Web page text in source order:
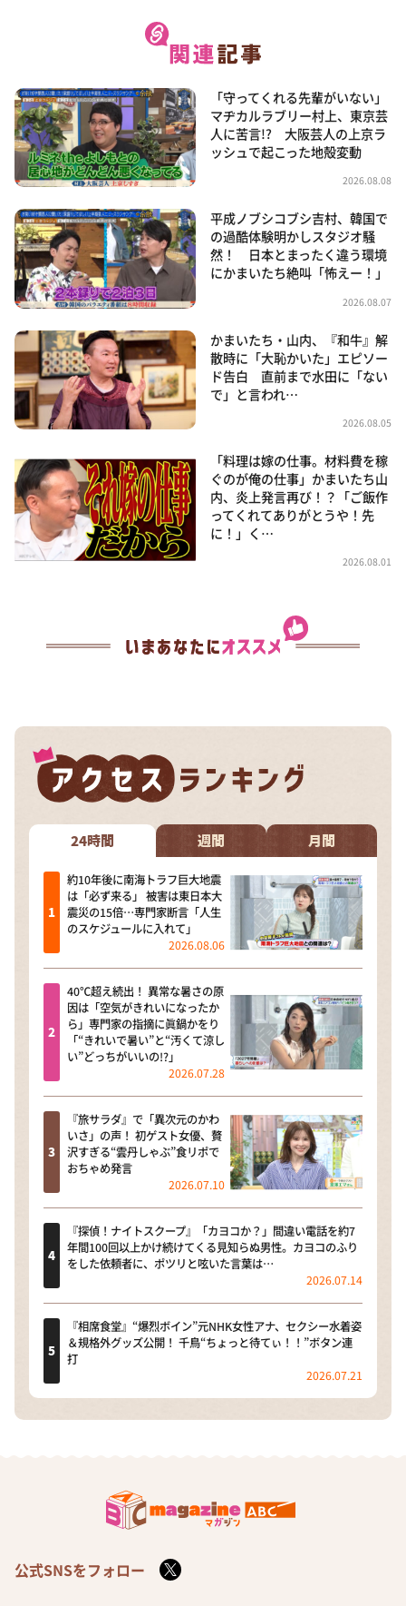
「守ってくれる先輩がいない」
マヂカルラブリー村上、東京芸
人に苦言!? 大阪芸人の上京ラ
ッシュで起こった地殻変動
2026.08.08
平成ノブシコブシ吉村、韓国で
の過酷体験明かしスタジオ騒
然！ 日本とまったく違う環境
にかまいたち絶叫「怖えー！」
2026.08.07
かまいたち・山内、『和牛』解
散時に「大恥かいた」エピソー
ド告白 直前まで水田に「ない
で」と言われ…
2026.08.05
「料理は嫁の仕事。材料費を稼
ぐのが俺の仕事」かまいたち山
内、炎上発言再び！？「ご飯作
ってくれてありがとうや！先
に！」く…
2026.08.01
24時間 週間 月間
約10年後に南海トラフ巨大地震
は「必ず来る」 被害は東日本大
震災の15倍…専門家断言「人生
のスケジュールに入れて」
2026.08.06
40℃超え続出！ 異常な暑さの原
因は「空気がきれいになったか
ら」専門家の指摘に眞鍋かをり
「“きれいで暑い”と“汚くて涼し
い”どっちがいいの!?」
2026.07.28
『旅サラダ』で「異次元のかわ
いさ」の声！ 初ゲスト女優、贅
沢すぎる“雲丹しゃぶ”食リポで
おちゃめ発言
2026.07.10
『探偵！ナイトスクープ』「カヨコか？」間違い電話を約7
年間100回以上かけ続けてくる見知らぬ男性。カヨコのふり
をした依頼者に、ポツリと呟いた言葉は…
2026.07.14
『相席食堂』“爆烈ボイン”元NHK女性アナ、セクシー水着姿
＆規格外グッズ公開！ 千鳥“ちょっと待てぃ！！”ボタン連
打
2026.07.21
公式SNSをフォロー